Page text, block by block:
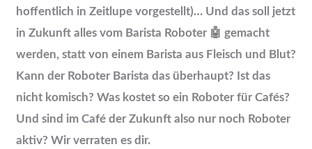
hoffentlich in Zeitlupe vorgestellt)… Und das soll jetzt
in Zukunft alles vom Barista Roboter 🤖 gemacht
werden, statt von einem Barista aus Fleisch und Blut?
Kann der Roboter Barista das überhaupt? Ist das
nicht komisch? Was kostet so ein Roboter für Cafés?
Und sind im Café der Zukunft also nur noch Roboter
aktiv? Wir verraten es dir.